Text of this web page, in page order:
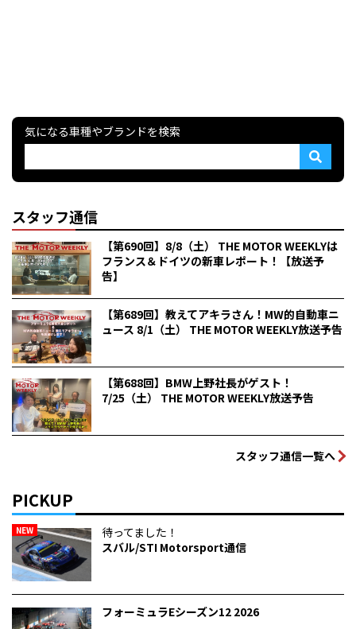
気になる車種やブランドを検索
スタッフ通信
【第690回】8/8（土） THE MOTOR WEEKLYは
フランス＆ドイツの新車レポート！【放送予
告】
【第689回】教えてアキラさん！MW的自動車ニ
ュース 8/1（土） THE MOTOR WEEKLY放送予告
【第688回】BMW上野社長がゲスト！
7/25（土） THE MOTOR WEEKLY放送予告
スタッフ通信一覧へ
PICKUP
NEW
待ってました！
スバル/STI Motorsport通信
フォーミュラEシーズン12 2026